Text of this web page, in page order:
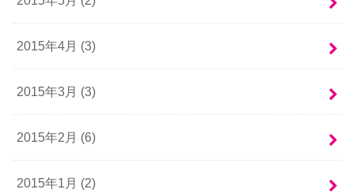
2015年4月 (3)
2015年3月 (3)
2015年2月 (6)
2015年1月 (2)